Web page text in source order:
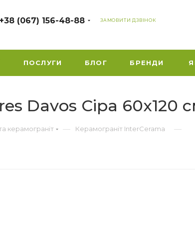
+38 (067) 156-48-88 ЗАМОВИТИ ДЗВІНОК
ПОСЛУГИ БЛОГ БРЕНДИ
Davos Сіра 60x120
керамограніт — Керамограніт InterCerama —